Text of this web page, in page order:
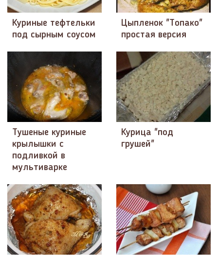
Куриные тефтельки
под сырным соусом
Цыпленок "Топако"
простая версия
Тушеные куриные
крылышки с
подливкой в
мультиварке
Курица "под
грушей"